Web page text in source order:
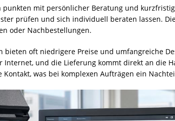
punkten mit persönlicher Beratung und
prüfen und sich individuell beraten lassen.
oder Nachbestellungen.
bieten oft niedrigere Preise und umfangreiche
Internet, und die Lieferung kommt direkt an die
was bei komplexen Aufträgen ein